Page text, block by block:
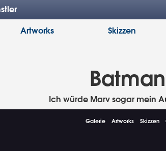
Artworks Skizzen
Batman
Ich würde Marv sogar mein
Galerie Artworks Skizzen